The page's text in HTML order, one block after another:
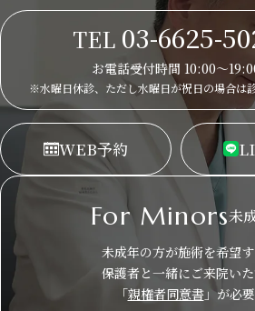
TEL 03-6625-
お電話受付時間 10:00～
※水曜日休診、ただし水曜日が祝日の場合は
WEB予約
For Minors未
未成年の方が施術を希望す
保護者と一緒にご来院いた
「親権者同意書」が必